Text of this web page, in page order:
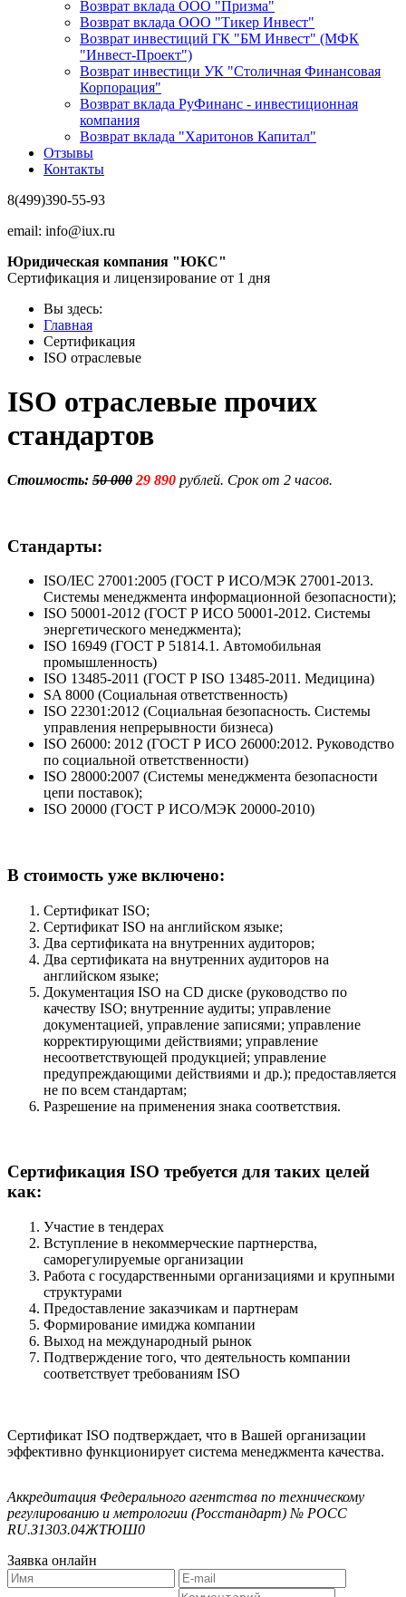
Возврат вклада ООО "Призма"
Возврат вклада ООО "Тикер Инвест"
Возврат инвестиций ГК "БМ Инвест" (МФК
"Инвест-Проект")
Возврат инвестици УК "Столичная Финансовая
Корпорация"
Возврат вклада РуФинанс - инвестиционная
компания
Возврат вклада "Харитонов Капитал"
Отзывы
Контакты
8(499)390-55-93
email: info@iux.ru
Юридическая компания "ЮКС"
Сертификация и лицензирование от 1 дня
Вы здесь:
Главная
Сертификация
ISO отраслевые
ISO отраслевые прочих
стандартов
Стоимость: 50 000 29 890 рублей. Срок от 2 часов.
Стандарты:
ISO/IEC 27001:2005 (ГОСТ Р ИСО/МЭК 27001-2013.
Системы менеджмента информационной безопасности);
ISO 50001-2012 (ГОСТ Р ИСО 50001-2012. Системы
энергетического менеджмента);
ISO 16949 (ГОСТ Р 51814.1. Автомобильная
промышленность)
ISO 13485-2011 (ГОСТ Р ISO 13485-2011. Медицина)
SA 8000 (Социальная ответственность)
ISO 22301:2012 (Социальная безопасность. Системы
управления непрерывности бизнеса)
ISO 26000: 2012 (ГОСТ Р ИСО 26000:2012. Руководство
по социальной ответственности)
ISO 28000:2007 (Системы менеджмента безопасности
цепи поставок);
ISO 20000 (ГОСТ Р ИСО/МЭК 20000-2010)
В стоимость уже включено:
Сертификат ISO;
Сертификат ISO на английском языке;
Два сертификата на внутренних аудиторов;
Два сертификата на внутренних аудиторов на
английском языке;
Документация ISO на CD диске (руководство по
качеству ISO; внутренние аудиты; управление
документацией, управление записями; управление
корректирующими действиями; управление
несоответствующей продукцией; управление
предупреждающими действиями и др.); предоставляется
не по всем стандартам;
Разрешение на применения знака соответствия.
Сертификация ISO требуется для таких целей
как:
Участие в тендерах
Вступление в некоммерческие партнерства,
саморегулируемые организации
Работа с государственными организациями и крупными
структурами
Предоставление заказчикам и партнерам
Формирование имиджа компании
Выход на международный рынок
Подтверждение того, что деятельность компании
соответствует требованиям ISO
Сертификат ISO подтверждает, что в Вашей организации
эффективно функционирует система менеджмента качества.
Аккредитация Федерального агентства по техническому
регулированию и метрологии (Росстандарт) № РОСС
RU.З1303.04ЖТЮШ0
Заявка онлайн